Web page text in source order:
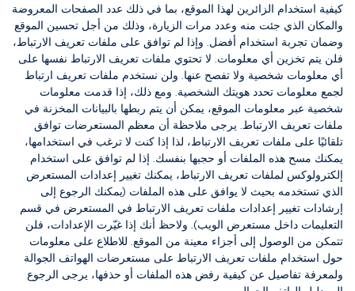
كيفية استخدام الزائرين لهذا الموقع، بما في ذلك عدد الصفحات المعروضة
والمكان الذي جئت منه وعدد مرات الزيارة، وذلك من أجل تحسين الموقع
وضمان تجربة استخدام أفضل. وإذا لم توافق على ملفات تعريف الارتباط،
فلن يتم تخزين أي معلومات. لا تحتوي ملفات تعريف الارتباط نفسها على
أي معلومات شخصية ولا تفصح عنها. ولن نستخدم ملفات تعريف ارتباط
لجمع معلومات تحدد هويتك الشخصية. ومع ذلك، إذا قدمت معلومات
شخصية عبر معلومات الموقع، يمكن أن يتم ربطها بالبيانات المخزنة في
ملفات تعريف الارتباط. يرجى ملاحظة أن معظم المستعرضات توافق
تلقائيًا على ملفات تعريف الارتباط، لذا إذا كنت لا ترغب في استخدامها،
يمكنك مسح هذه الملفات أو حجبها بنفسك. إذا لم توافق على استخدام
إلكترولوكس لملفات تعريف الارتباط، يمكنك تغيير إعدادات المستعرض
الذي تستخدمه بحيث لا يوافق على هذه الملفات (يمكنك الرجوع إلى
إرشادات تغيير إعدادات ملفات تعريف الارتباط في المستعرض في قسم
التعليمات داخل مستعرض الويب). ولاحظ أنك إذا غيّرت الإعدادات، فلن
تتمكن من الوصول إلى أجزاء معينة من الموقع. للاطلاع على معلومات
حول استخدام ملفات تعريف الارتباط على مستعرضات الهواتف الجوالة
ولمعرفة تفاصيل عن كيفية رفض هذه الملفات أو حذفها، يرجى الرجوع